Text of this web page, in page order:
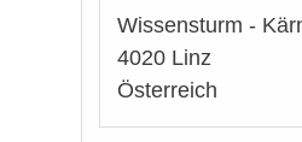
Wissensturm -
4020 Linz
Österreich